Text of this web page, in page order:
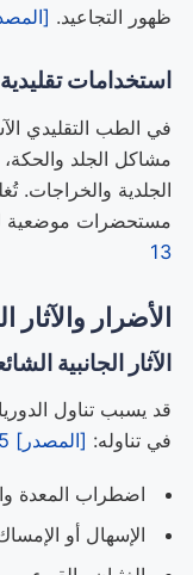
ظهور التجاعيد.
استخدامات
في الطب التقليدي
مشاكل الجلد والحكة،
الجلدية
مستحضرات موضعية
13
الأضرار والآثار
الآثار الجانبية
قد يسبب تناول
في تناوله: [المصدر] 15
اضطراب المعدة
الإسهال أو